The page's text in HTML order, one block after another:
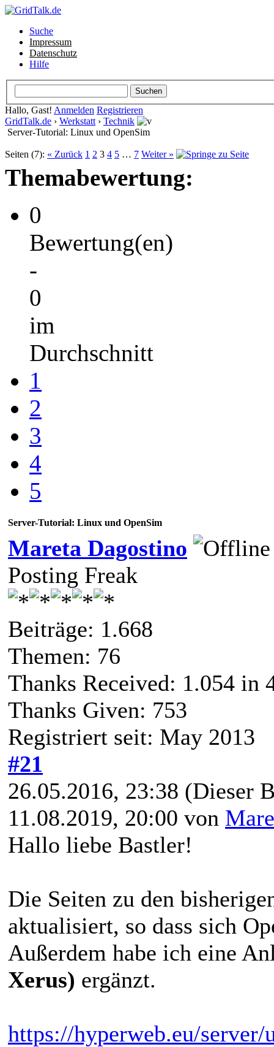
Suche
Impressum
Datenschutz
Hilfe
Hallo, Gast! Anmelden Registrieren
GridTalk.de › Werkstatt › Technik
Server-Tutorial: Linux und OpenSim
Seiten (7): « Zurück 1 2 3 4 5 … 7 Weiter »
Themabewertung:
0
Bewertung(en)
-
0
im
Durchschnitt
1
2
3
4
5
Server-Tutorial: Linux und OpenSim
Mareta Dagostino
Posting Freak
Beiträge: 1.668
Themen: 76
Thanks Received: 1.054 in
Thanks Given: 753
Registriert seit: May 2013
#21
26.05.2016, 23:38 (Dieser
11.08.2019, 20:00 von
Hallo liebe Bastler!
Die Seiten zu den
aktualisiert, so dass sich
Außerdem habe ich eine
Xerus) ergänzt.
https://hyperweb.eu/